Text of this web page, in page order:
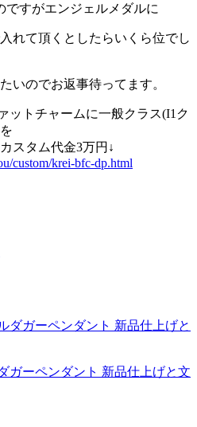
ですがエンジェルメダルに
れて頂くとしたらいくら位でし
いのでお返事待ってます。
ットチャームに一般クラス(I1ク
スタム代金3万円↓
custom/krei-bfc-dp.html
ガーペンダント 新品仕上げと文